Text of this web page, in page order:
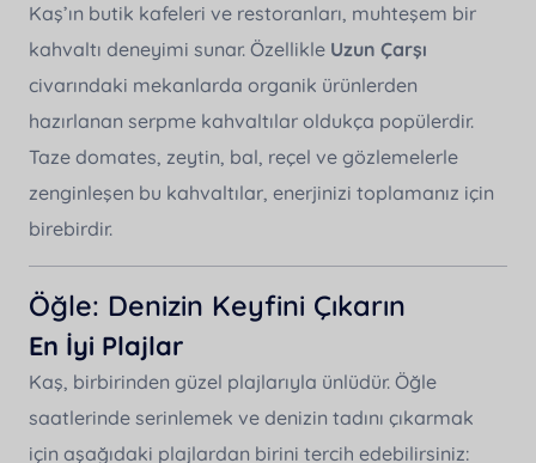
Kaş’ın butik kafeleri ve restoranları, muhteşem bir
kahvaltı deneyimi sunar. Özellikle Uzun Çarşı
civarındaki mekanlarda organik ürünlerden
hazırlanan serpme kahvaltılar oldukça popülerdir.
Taze domates, zeytin, bal, reçel ve gözlemelerle
zenginleşen bu kahvaltılar, enerjinizi toplamanız için
birebirdir.
Öğle: Denizin Keyfini Çıkarın
En İyi Plajlar
Kaş, birbirinden güzel plajlarıyla ünlüdür. Öğle
saatlerinde serinlemek ve denizin tadını çıkarmak
için aşağıdaki plajlardan birini tercih edebilirsiniz: